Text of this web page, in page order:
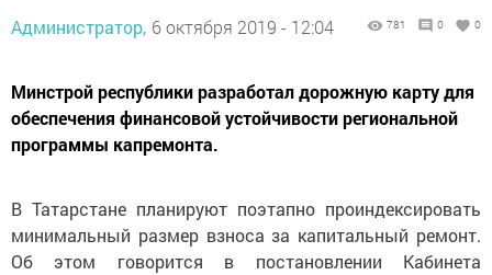
Администратор, 6 октября 2019 - 12:04 781 0 0
Минстрой республики разработал дорожную карту для
обеспечения финансовой устойчивости региональной
программы капремонта.
В Татарстане планируют поэтапно проиндексировать
минимальный размер взноса за капитальный ремонт.
Об этом говорится в постановлении Кабинета